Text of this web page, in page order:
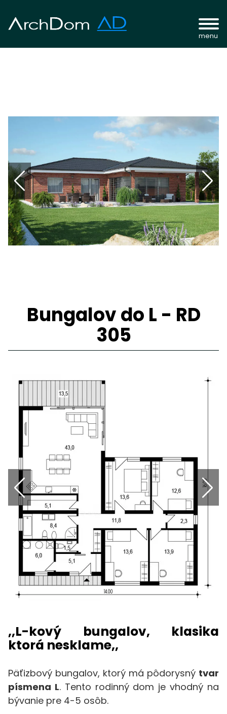
Bungalov do L - RD
305
,,L-kový bungalov, klasika
ktorá nesklame,,
Päťizbový bungalov, ktorý má pôdorysný tvar
písmena L. Tento rodinný dom je vhodný na
bývanie pre 4-5 osôb.